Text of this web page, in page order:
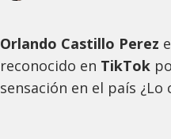
Orlando Castillo Perez
reconocido en TikTok
sensación en el país ¿Lo